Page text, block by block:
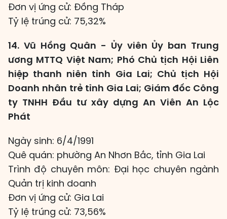
Đơn vị ứng cử: Đồng Tháp
Tỷ lệ trúng cử: 75,32%
14. Vũ Hồng Quân - Ủy viên Ủy ban Trung
ương MTTQ Việt Nam; Phó Chủ tịch Hội Liên
hiệp thanh niên tỉnh Gia Lai; Chủ tịch Hội
Doanh nhân trẻ tỉnh Gia Lai; Giám đốc Công
ty TNHH Đầu tư xây dựng An Viên An Lộc
Phát
Ngày sinh: 6/4/1991
Quê quán: phường An Nhơn Bắc, tỉnh Gia Lai
Trình độ chuyên môn: Đại học chuyên ngành
Quản trị kinh doanh
Đơn vị ứng cử: Gia Lai
Tỷ lệ trúng cử: 73,56%